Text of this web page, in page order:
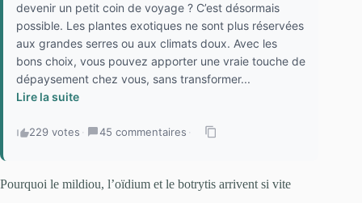
devenir un petit coin de voyage ? C’est désormais
possible. Les plantes exotiques ne sont plus réservées
aux grandes serres ou aux climats doux. Avec les
bons choix, vous pouvez apporter une vraie touche de
dépaysement chez vous, sans transformer...
Lire la suite
229 votes · 45 commentaires ·
Pourquoi le mildiou, l’oïdium et le botrytis arrivent si vite